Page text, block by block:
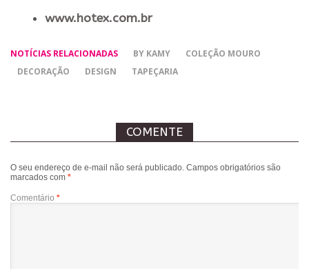
www.hotex.com.br
NOTÍCIAS RELACIONADAS BY KAMY
COLEÇÃO MOURO
DECORAÇÃO
DESIGN TAPEÇARIA
COMENTE
O seu endereço de e-mail não será publicado. Campos obrigatórios são
marcados com *
Comentário *